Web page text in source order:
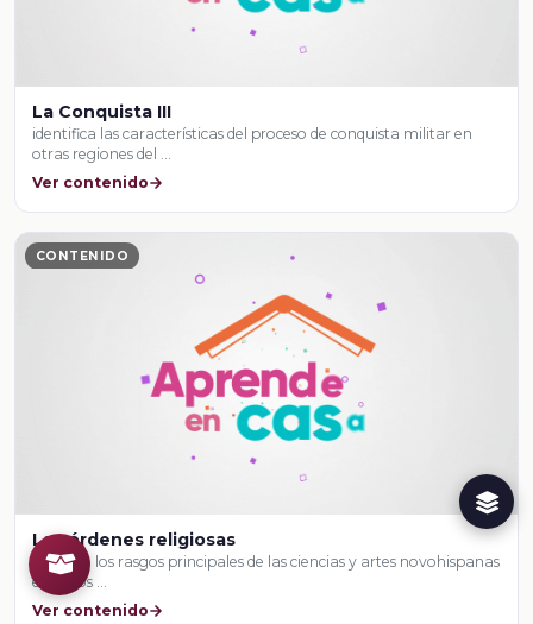
La Conquista III
identifica las características del proceso de conquista militar en
otras regiones del …
Ver contenido
CONTENIDO
Las órdenes religiosas
aprende los rasgos principales de las ciencias y artes novohispanas
entre los …
Ver contenido